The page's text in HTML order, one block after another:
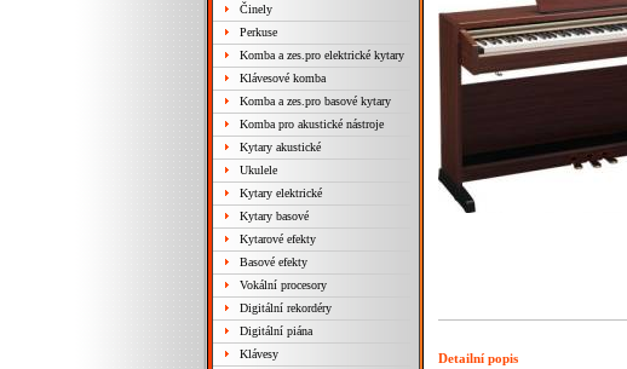
Činely
Perkuse
Komba a zes.pro elektrické kytary
Klávesové komba
Komba a zes.pro basové kytary
Komba pro akustické nástroje
Kytary akustické
Ukulele
Kytary elektrické
Kytary basové
Kytarové efekty
Basové efekty
Vokální procesory
Digitální rekordéry
Digitální piána
Klávesy
Detailní popis